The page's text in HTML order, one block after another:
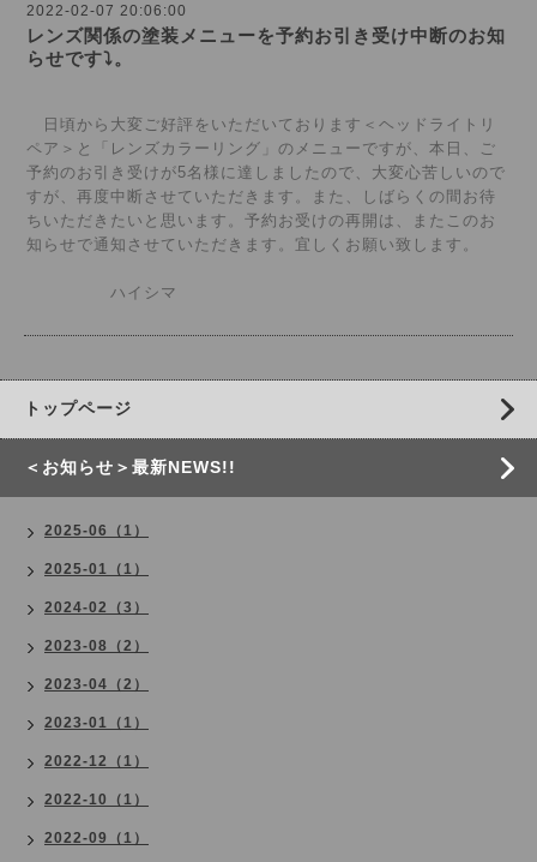
2022-02-07 20:06:00
レンズ関係の塗装メニューを予約お引き受け中断のお知
らせです⤵。
日頃から大変ご好評をいただいております＜ヘッドライトリ
ペア＞と「レンズカラーリング」のメニューですが、本日、ご
予約のお引き受けが5名様に達しましたので、大変心苦しいので
すが、再度中断させていただきます。また、しばらくの間お待
ちいただきたいと思います。予約お受けの再開は、またこのお
知らせで通知させていただきます。宜しくお願い致します。
ハイシマ
トップページ
＜お知らせ＞最新NEWS!!
2025-06（1）
2025-01（1）
2024-02（3）
2023-08（2）
2023-04（2）
2023-01（1）
2022-12（1）
2022-10（1）
2022-09（1）